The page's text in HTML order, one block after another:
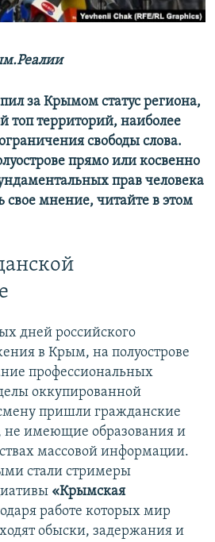
КРЫМА
за Крымом статус региона,
топ территорий, наиболее
свободы слова.
прямо или косвенно
прав человека
свое мнение, читайте в этом
дней российского
в Крым, на полуострове
профессиональных
оккупированной
пришли гражданские
имеющие образования и
массовой информации.
стали стримеры
«Крымская
работе которых мир
обыски, задержания и